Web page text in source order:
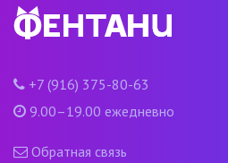
+7 (916) 375-80-63
9.00–19.00 ежедневно
Обратная связь